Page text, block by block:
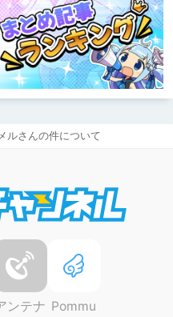
ルさんの件について
ンテナ Pommu